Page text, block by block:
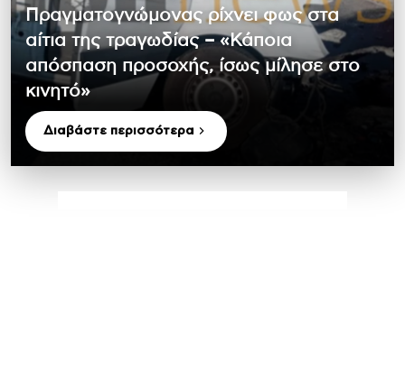
Πραγματογνώμονας ρίχνει φως στα
αίτια της τραγωδίας – «Κάποια
απόσπαση προσοχής, ίσως μίλησε στο
κινητό»
Διαβάστε περισσότερα